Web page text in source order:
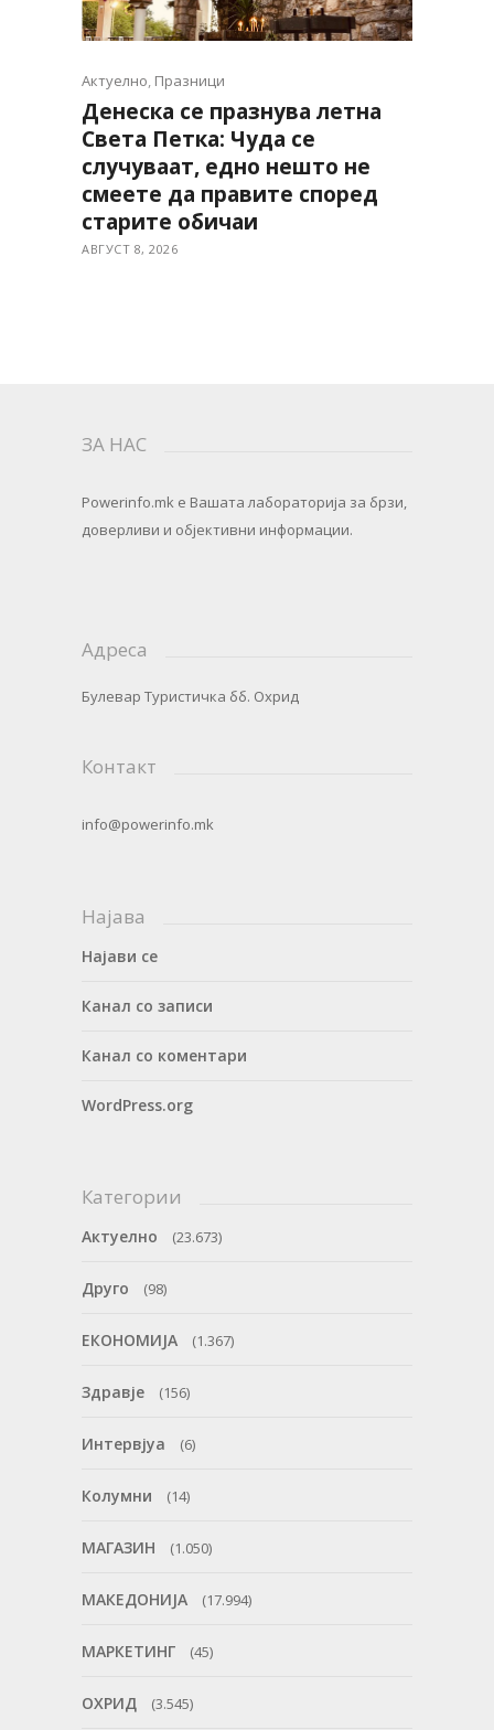
Актуелно, Празници
Денеска се празнува летна
Света Петка: Чуда се
случуваат, едно нешто не
смеете да правите според
старите обичаи
АВГУСТ 8, 2026
ЗА НАС
Powerinfo.mk e Вашата лабораторија за брзи,
доверливи и објективни информации.
Адреса
Булевар Туристичка бб. Охрид
Контакт
info@powerinfo.mk
Најава
Најави се
Канал со записи
Канал со коментари
WordPress.org
Категории
Актуелно (23.673)
Друго (98)
ЕКОНОМИЈА (1.367)
Здравје (156)
Интервјуа (6)
Колумни (14)
МАГАЗИН (1.050)
МАКЕДОНИЈА (17.994)
МАРКЕТИНГ (45)
ОХРИД (3.545)